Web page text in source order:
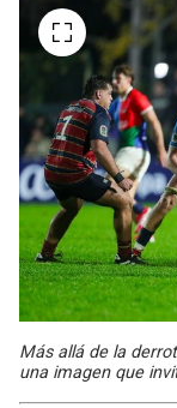
Más allá de la
una imagen que